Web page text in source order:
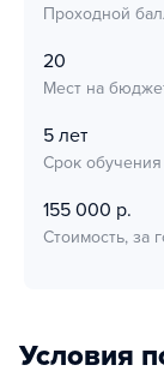
Проходной
20
Мест на
5 лет
Срок обучения
155 000 р.
Стоимость, за
Условия